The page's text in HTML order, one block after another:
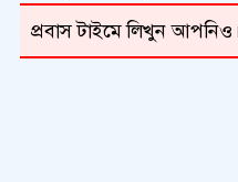
প্রবাস টাইমে লিখুন